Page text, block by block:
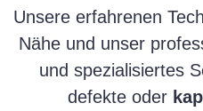
Unsere erfahrenen
Nähe und unser
und spezialisiertes
defekte oder